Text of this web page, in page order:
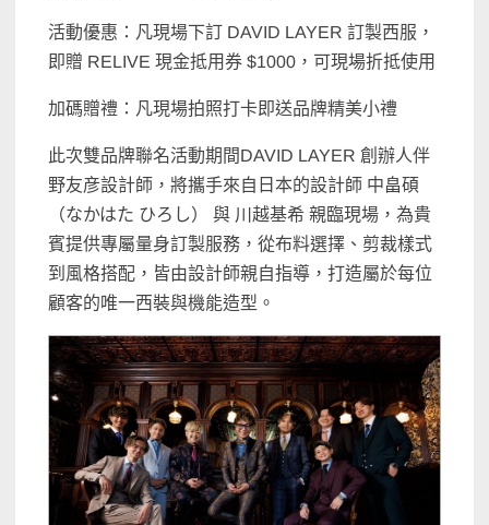
活動優惠：凡現場下訂 DAVID LAYER 訂製西服，
即贈 RELIVE 現金抵用券 $1000，可現場折抵使用
加碼贈禮：凡現場拍照打卡即送品牌精美小禮
此次雙品牌聯名活動期間DAVID LAYER 創辦人伴
野友彦設計師，將攜手來自日本的設計師 中畠碩
（なかはた ひろし） 與 川越基希 親臨現場，為貴
賓提供專屬量身訂製服務，從布料選擇、剪裁樣式
到風格搭配，皆由設計師親自指導，打造屬於每位
顧客的唯一西裝與機能造型。